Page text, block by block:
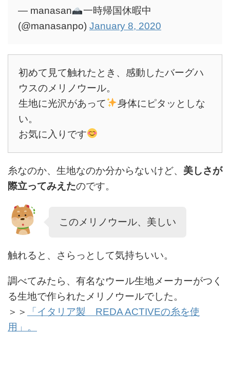
— manasan
一時帰国休暇中
(@manasanpo) January 8, 2020
初めて見て触れたとき、感動したバーグハ
ウスのメリノウール。
生地に光沢があって
身体にピタッとしな
い。
お気に入りです
糸なのか、生地なのか分からないけど、 美しさが
際立ってみえたのです。
このメリノウール、美しい
触れると、さらっとして気持ちいい。
調べてみたら、有名なウール生地メーカーがつく
る生地で作られたメリノウールでした。
＞＞
「イタリア製 REDA ACTIVEの糸を使
用」。